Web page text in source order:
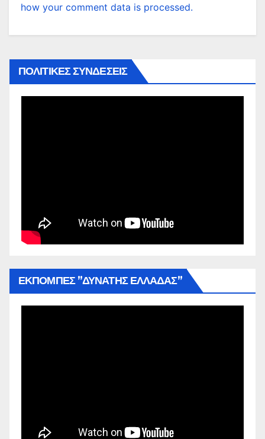
how your comment data is processed.
ΠΟΛΙΤΙΚΕΣ ΣΥΝΔΕΣΕΙΣ
ΕΚΠΟΜΠΕΣ ”ΔΥΝΑΤΗΣ ΕΛΛΑΔΑΣ”